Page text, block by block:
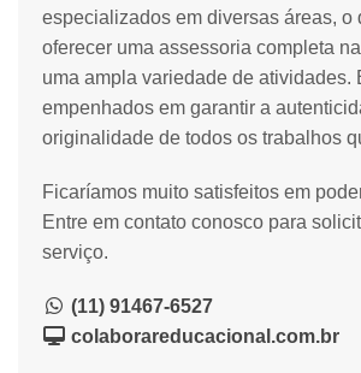
especializados em diversas áreas, o
oferecer uma assessoria completa
uma ampla variedade de atividades.
empenhados em garantir a
originalidade de todos os trabalhos
Ficaríamos muito satisfeitos em
Entre em contato conosco para
serviço.
(11) 91467-6527
colaborareducacional.com.br